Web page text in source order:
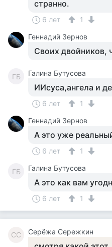
странно.
6 лет
1
Геннадий Зернов
Своих двойников,
ГБ Галина Бутусова
ИИсуса,ангела и
6 лет
1
Геннадий Зернов
А это уже
6 лет 1
ГБ Галина Бутусова
А это как вам
6 лет 1
СС Серёжа Сережкин